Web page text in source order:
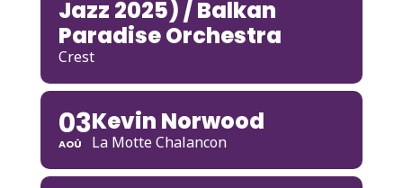
Jazz 2025) / Balkan
Paradise Orchestra
Crest
03
AOÛ
Kevin Norwood
La Motte Chalancon